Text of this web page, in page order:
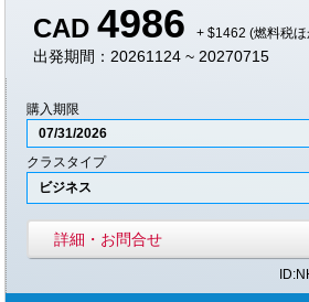
CAD 4986 + $1462 (燃料税ほ
出発期間：20261124 ~ 20270715
購入期限
07/31/2026
クラスタイプ
ビジネス
詳細・お問合せ